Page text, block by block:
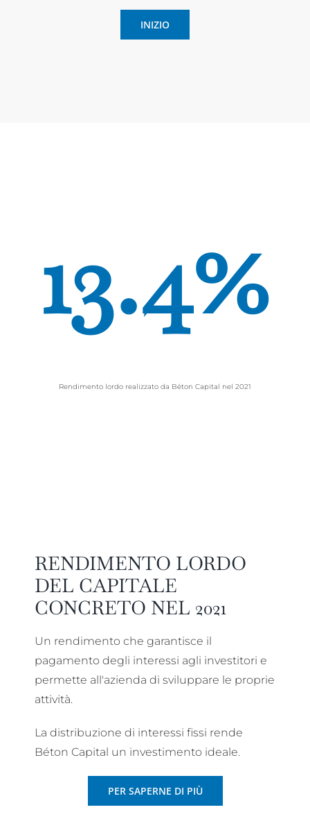
INIZIO
13.4%
Rendimento lordo realizzato da Béton Capital nel 2021
RENDIMENTO LORDO
DEL CAPITALE
CONCRETO NEL 2021
Un rendimento che garantisce il
pagamento degli interessi agli investitori e
permette all'azienda di sviluppare le proprie
attività.
La distribuzione di interessi fissi rende
Béton Capital un investimento ideale.
PER SAPERNE DI PIÙ